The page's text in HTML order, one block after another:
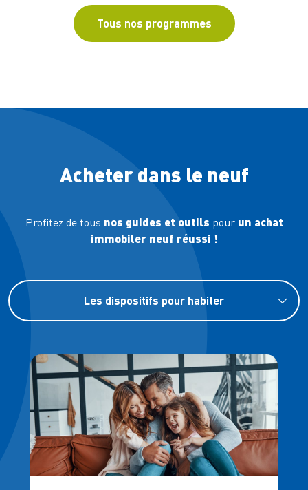
Tous nos programmes
Acheter dans le neuf
Profitez de tous nos guides et outils pour un achat
immobiler neuf réussi !
Les dispositifs pour habiter